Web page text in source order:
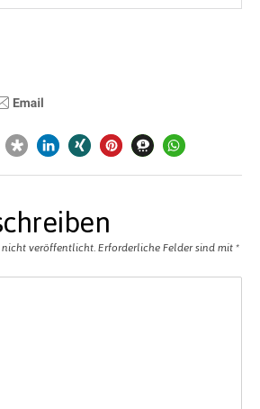
nicht veröffentlicht. Erforderliche Felder sind mit *